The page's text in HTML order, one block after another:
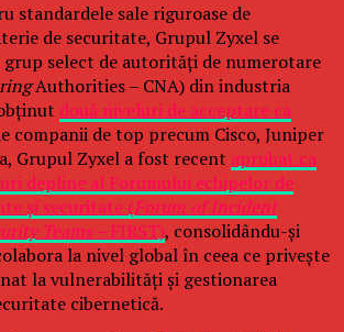
standardele sale riguroase de
de securitate, Grupul Zyxel se
select de autorități de numerotare
Authorities – CNA) din industria
două niveluri de acceptare ca
companii de top precum Cisco, Juniper
Grupul Zyxel a fost recent aprobat ca
depline al Forumului echipelor de
și securitate (Forum of Incident
Teams –FIRST), consolidându-și
la nivel global în ceea ce privește
la vulnerabilități și gestionarea
cibernetică.